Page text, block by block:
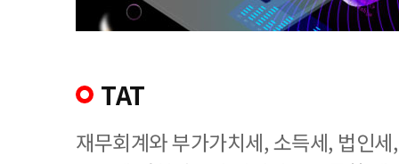
TAT
재무회계와 부가가치세, 소득세, 법인